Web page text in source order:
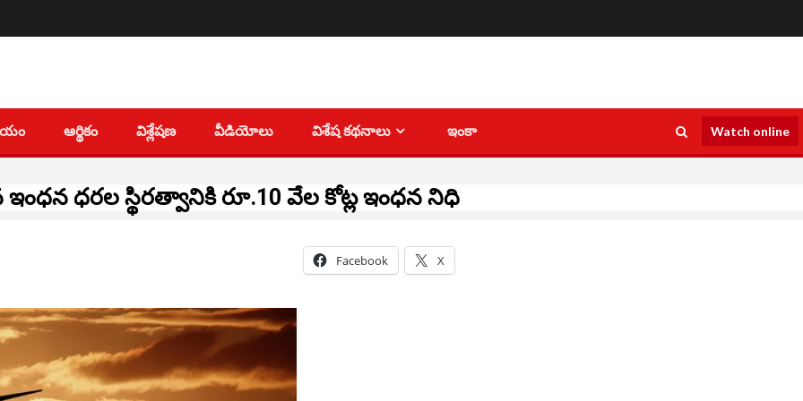
ఆర్థికం విశ్లేషణ వీడియోలు విశేష కథనాలు ఇంకా Watch online
ధరల స్థిరత్వానికి రూ.10 వేల కోట్ల ఇంధన నిధి
Facebook X